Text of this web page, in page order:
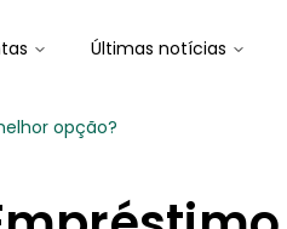
Últimas notícias
opção?